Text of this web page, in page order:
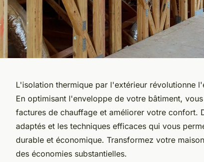
L'isolation thermique par l'extérieur révolutionne
En optimisant l'enveloppe de votre bâtiment,
factures de chauffage et améliorer votre confort.
adaptés et les techniques efficaces qui vous
durable et économique. Transformez votre
des économies substantielles.